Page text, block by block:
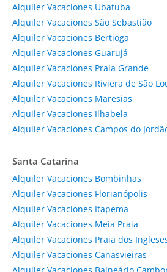
Alquiler Vacaciones Ubatuba
Alquiler Vacaciones São Sebastião
Alquiler Vacaciones Bertioga
Alquiler Vacaciones Guarujá
Alquiler Vacaciones Praia Grande
Alquiler Vacaciones Riviera de São
Alquiler Vacaciones Maresias
Alquiler Vacaciones Ilhabela
Alquiler Vacaciones Campos do
Santa Catarina
Alquiler Vacaciones Bombinhas
Alquiler Vacaciones Florianópolis
Alquiler Vacaciones Itapema
Alquiler Vacaciones Meia Praia
Alquiler Vacaciones Praia dos
Alquiler Vacaciones Canasvieiras